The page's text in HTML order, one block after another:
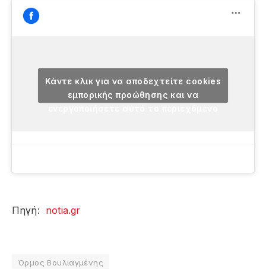
Κάντε κλικ για να αποδεχτείτε cookies
εμπορικής προώθησης και να
Πηγή: notia.gr
Όρμος Βουλιαγμένης